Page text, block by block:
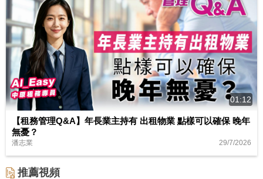
01:12
【租務管理Q&A】年長業主持有 出租物業 點樣可以確保 晚年
無憂？
潘志業 29/7/2026
推薦視頻